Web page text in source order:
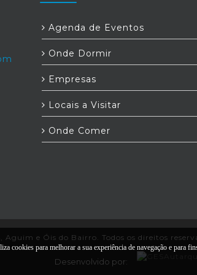
Agenda de Eventos
Onde Dormir
Empresas
Locais a Visitar
Onde Comer
e Óis do Bairro. Todos os direitos
Desenvolvido por:
cookies para melhorar a sua experiência de navegação e para